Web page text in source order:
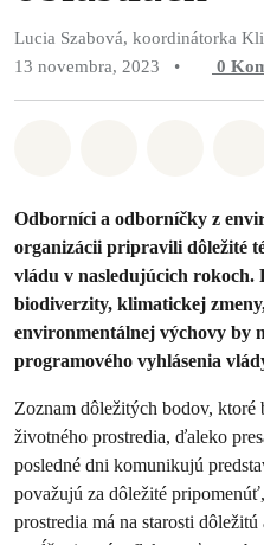
Lucia Szabová, koordinátorka
13 novembra, 2023
• 0
Odborníci a odborníčky z
organizácii pripravili dôležité
vládu v nasledujúcich
biodiverzity, klimatickej
environmentálnej výchovy by
programového vyhlásenia
Zoznam dôležitých bodov, ktoré
životného prostredia, ďaleko
posledné dni komunikujú
považujú za dôležité
prostredia má na starosti